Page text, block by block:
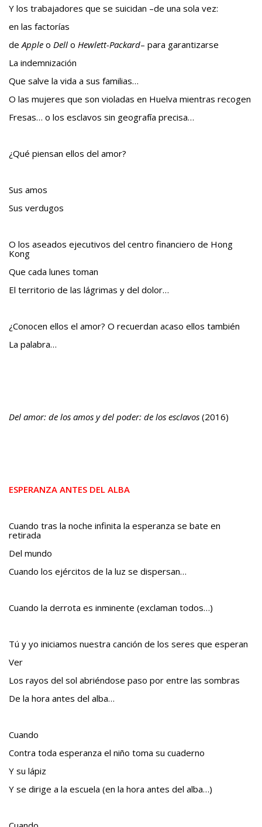
Y los trabajadores que se suicidan –de una sola vez:
en las factorías
deApple o Dell o Hewlett-Packard– para garantizarse
La indemnización
Que salve la vida a sus familias…
O las mujeres que son violadas en Huelva mientras recogen
Fresas… o los esclavos sin geografía precisa…
¿Qué piensan ellos del amor?
Sus amos
Sus verdugos
O los aseados ejecutivos del centro financiero de Hong
Kong
Que cada lunes toman
El territorio de las lágrimas y del dolor…
¿Conocen ellos el amor? O recuerdan acaso ellos también
La palabra…
Del amor: de los amos y del poder: de los esclavos (2016)
ESPERANZA ANTES DEL ALBA
Cuando tras la noche infinita la esperanza se bate en
retirada
Del mundo
Cuando los ejércitos de la luz se dispersan…
Cuando la derrota es inminente (exclaman todos…)
Tú y yo iniciamos nuestra canción de los seres que esperan
Ver
Los rayos del sol abriéndose paso por entre las sombras
De la hora antes del alba…
Cuando
Contra toda esperanza el niño toma su cuaderno
Y su lápiz
Y se dirige a la escuela (en la hora antes del alba…)